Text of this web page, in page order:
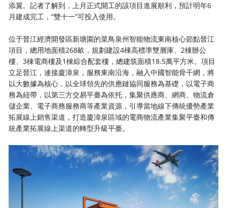
添翼。記者了解到，上月正式開工的該項目進展順利，預計明年6
月建成完工，“雙十一”可投入使用。
位于晉江經濟開發區新塘園的菜鳥泉州智能物流東南核心節點晉江
項目，總用地面積268畝，規劃建設4棟高標準雙層庫、2棟辦公
樓、3棟電商樓及1棟綜合配套樓，總建筑面積18.5萬平方米。項目
立足晉江，連接廈漳泉，服務東南沿海，融入中國智能骨干網，將
以大數據為核心，以全球領先的供應鏈協同服務為基礎，以電子商
務為紐帶，以第三方交易平臺為依托，集聚供應商、網商、物流倉
儲企業、電子商務服務商等產業資源，引導當地線下傳統優勢產業
拓展線上銷售渠道，打造廈漳泉區域的電商物流產業集聚平臺和傳
統產業拓展線上渠道的轉型升級平臺。